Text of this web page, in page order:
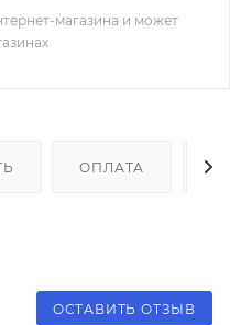
магазина и может
ОПЛАТА
ОСТАВИТЬ ОТЗЫВ